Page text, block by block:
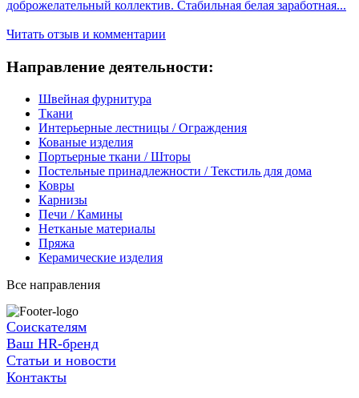
доброжелательный коллектив. Стабильная белая заработная...
Читать отзыв и комментарии
Направление деятельности:
Швейная фурнитура
Ткани
Интерьерные лестницы / Ограждения
Кованые изделия
Портьерные ткани / Шторы
Постельные принадлежности / Текстиль для дома
Ковры
Карнизы
Печи / Камины
Нетканые материалы
Пряжа
Керамические изделия
Все направления
Соискателям
Ваш HR-бренд
Статьи и новости
Контакты